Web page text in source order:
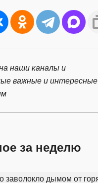
наши каналы и
важные и интересные
за неделю